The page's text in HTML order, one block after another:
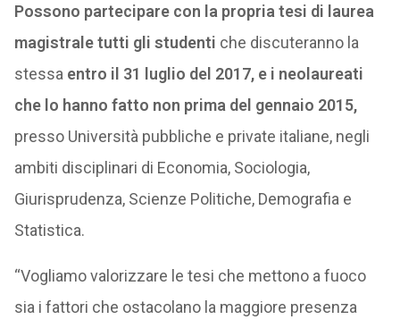
Possono partecipare con la propria tesi di laurea
magistrale tutti gli studenti che discuteranno la
stessa entro il 31 luglio del 2017, e i neolaureati
che lo hanno fatto non prima del gennaio 2015,
presso Università pubbliche e private italiane, negli
ambiti disciplinari di Economia, Sociologia,
Giurisprudenza, Scienze Politiche, Demografia e
Statistica.
“Vogliamo valorizzare le tesi che mettono a fuoco
sia i fattori che ostacolano la maggiore presenza